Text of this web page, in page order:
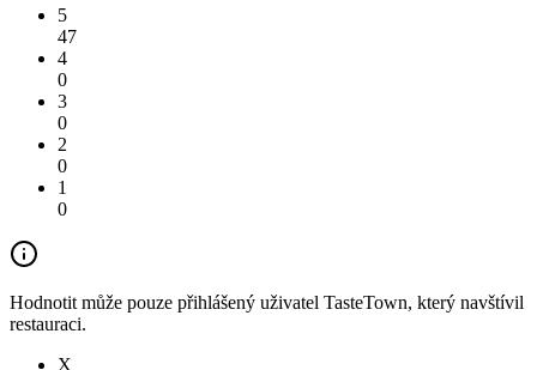
5
47
4
0
3
0
2
0
1
0
Hodnotit může pouze přihlášený uživatel TasteTown, který navštívil
restauraci.
X